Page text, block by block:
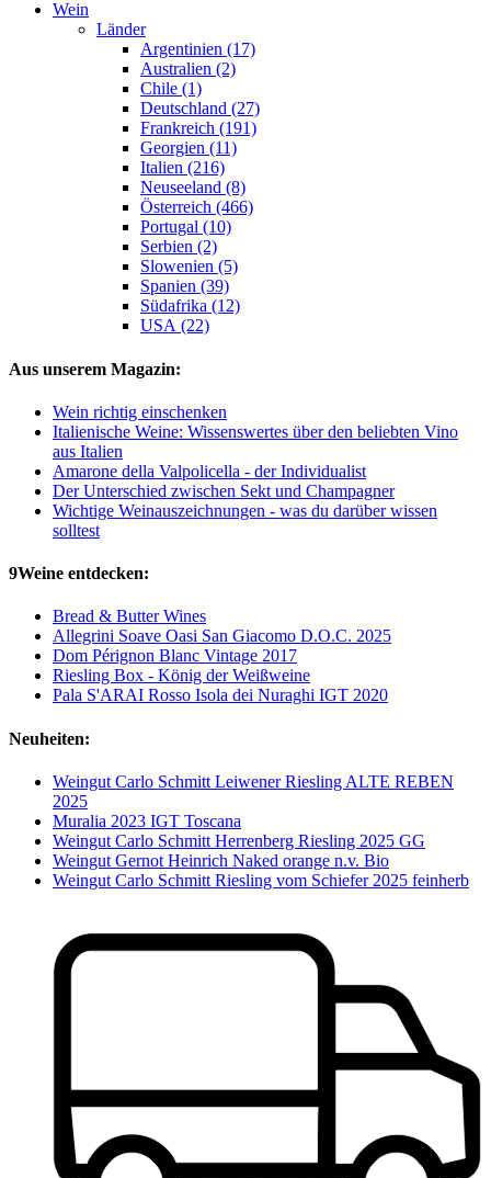
Wein
Länder
Argentinien (17)
Australien (2)
Chile (1)
Deutschland (27)
Frankreich (191)
Georgien (11)
Italien (216)
Neuseeland (8)
Österreich (466)
Portugal (10)
Serbien (2)
Slowenien (5)
Spanien (39)
Südafrika (12)
USA (22)
Aus unserem Magazin:
Wein richtig einschenken
Italienische Weine: Wissenswertes über den beliebten Vino
aus Italien
Amarone della Valpolicella - der Individualist
Der Unterschied zwischen Sekt und Champagner
Wichtige Weinauszeichnungen - was du darüber wissen
solltest
9Weine entdecken:
Bread & Butter Wines
Allegrini Soave Oasi San Giacomo D.O.C. 2025
Dom Pérignon Blanc Vintage 2017
Riesling Box - König der Weißweine
Pala S'ARAI Rosso Isola dei Nuraghi IGT 2020
Neuheiten:
Weingut Carlo Schmitt Leiwener Riesling ALTE REBEN
2025
Muralia 2023 IGT Toscana
Weingut Carlo Schmitt Herrenberg Riesling 2025 GG
Weingut Gernot Heinrich Naked orange n.v. Bio
Weingut Carlo Schmitt Riesling vom Schiefer 2025 feinherb